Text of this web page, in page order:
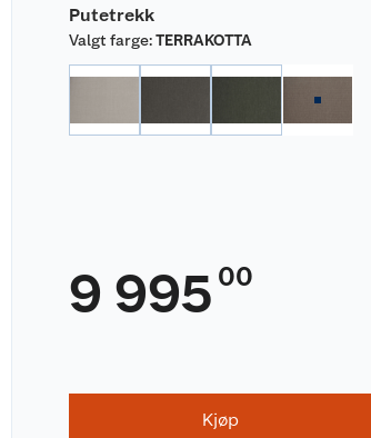
Putetrekk
Valgt farge:TERRAKOTTA
9 995 00
Kjøp